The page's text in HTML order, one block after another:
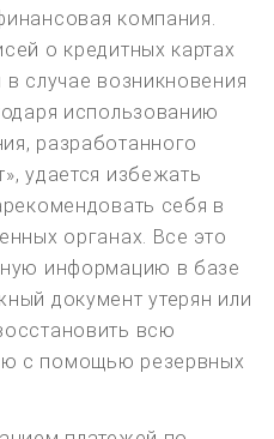
компания.
о кредитных картах
случае возникновения
использованию
разработанного
удается избежать
себя в
органах. Все это
информацию в базе
документ утерян или
всю
с помощью резервных